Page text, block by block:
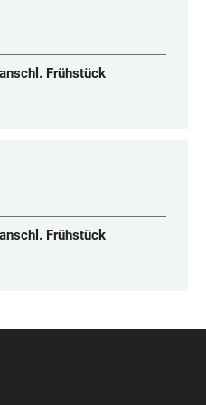
Frühstück
Frühstück